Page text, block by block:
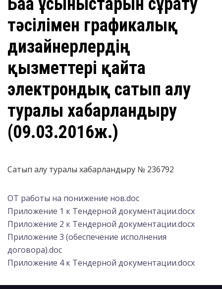
тәсілімен графикалық
дизайнерлердің
қызметтері қайта
электрондық сатып алу
туралы хабарландыру
(09.03.2016ж.)
Сатып алу туралы хабарландыру № 236792
ОТ работы на понижение нов.doc
Приложение 1 к Тендерной документации.docx
Приложение 2 к Тендерной документации.docx
Приложение 3 (обеспечение исполнения
договора).doc
Приложение 4 к Тендерной документации.docx